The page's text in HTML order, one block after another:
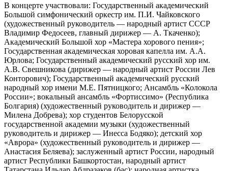
В концерте участвовали: Государственный академический
Большой симфонический оркестр им. П.И. Чайковского
(художественный руководитель — народный артист СССР
Владимир Федосеев, главный дирижер — А. Ткаченко);
Академический Большой хор «Мастера хорового пения»;
Государственная академическая хоровая капелла им. А.А.
Юрлова; Государственный академический русский хор им.
А.В. Свешникова (дирижер — народный артист России Лев
Конторович); Государственный академический русский
народный хор имени М.Е. Пятницкого; Ансамбль «Колокола
России»; вокальный ансамбль «Фортиссимо» (Республика
Болгария) (художественный руководитель и дирижер —
Милена Добрева); хор студентов Белорусской
государственной академии музыки (художественный
руководитель и дирижер — Инесса Бодяко); детский хор
«Аврора» (художественный руководитель и дирижер —
Анастасия Беляева); заслуженный артист России, народный
артист Республики Башкортостан, народный артист